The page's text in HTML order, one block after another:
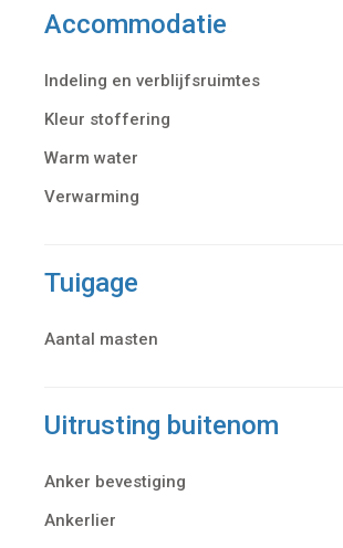
Accommodatie
Indeling en verblijfsruimtes
Kleur stoffering
Warm water
Verwarming
Tuigage
Aantal masten
Uitrusting buitenom
Anker bevestiging
Ankerlier